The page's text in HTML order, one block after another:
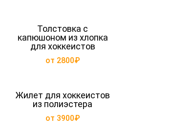
Толстовка с
капюшоном из хлопка
для хоккеистов
от 2800₽
Жилет для хоккеистов
из полиэстера
от 3900₽